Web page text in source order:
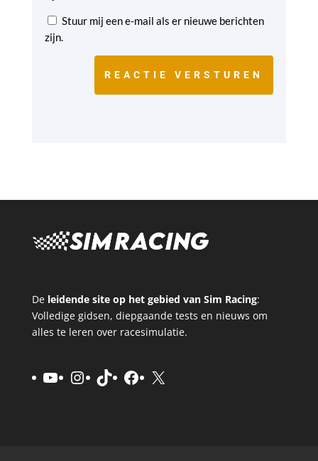
Stuur mij een e-mail als er nieuwe berichten
zijn.
REACTIE VERSTUREN
De leidende site op het gebied van Sim Racing:
Volledige gidsen, diepgaande tests en nieuws om
alles te leren over racesimulatie.
YouTube
Instagram
TikTokFacebook
X